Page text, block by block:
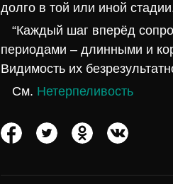
долго в той или иной
“Каждый шаг вперёд
периодами – длинными и
Видимость их
См. Нетерпеливость